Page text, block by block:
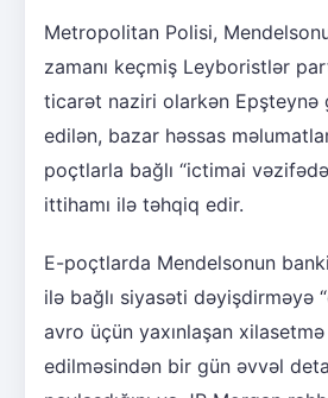
Metropolitan Polisi,
zamanı keçmiş Leyboristlər
ticarət naziri olarkən Epşteynə
edilən, bazar həssas
poçtlarla bağlı “ictimai
ittihamı ilə təhqiq edir.
E-poçtlarda Mendelsonun
ilə bağlı siyasəti dəyişdirməyə
avro üçün yaxınlaşan
edilməsindən bir gün əvvəl